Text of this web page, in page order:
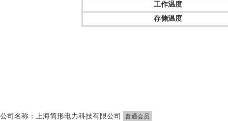
工作温度
存储温度
公司名称： 上海简形电力科技有限公司 普通会员